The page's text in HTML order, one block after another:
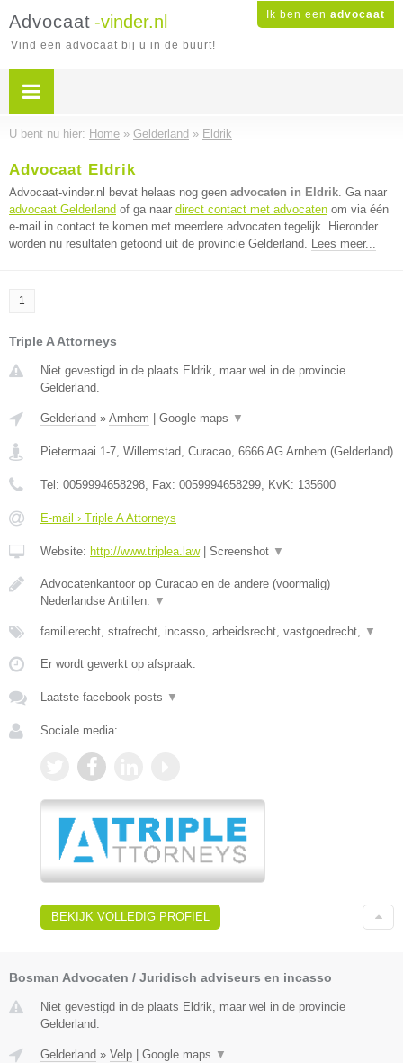
Ik ben een advocaat
Advocaat -vinder.nl
Vind een advocaat bij u in de buurt!
U bent nu hier: Home » Gelderland » Eldrik
Advocaat Eldrik
Advocaat-vinder.nl bevat helaas nog geen advocaten in Eldrik. Ga naar
advocaat Gelderland of ga naar direct contact met advocaten om via één
e-mail in contact te komen met meerdere advocaten tegelijk. Hieronder
worden nu resultaten getoond uit de provincie Gelderland. Lees meer...
1
Triple A Attorneys
Niet gevestigd in de plaats Eldrik, maar wel in de provincie
Gelderland.
Gelderland » Arnhem Google maps ▼
Pietermaai 1-7, Willemstad, Curacao, 6666 AG Arnhem (Gelderland)
Tel: 0059994658298, Fax: 0059994658299, KvK: 135600
E-mail › Triple A Attorneys
Website: http://www.triplea.law| Screenshot ▼
Advocatenkantoor op Curacao en de andere (voormalig)
Nederlandse Antillen. ▼
familierecht, strafrecht, incasso, arbeidsrecht, vastgoedrecht, ▼
Er wordt gewerkt op afspraak.
Laatste facebook posts ▼
Sociale media:
BEKIJK VOLLEDIG PROFIEL
Bosman Advocaten / Juridisch adviseurs en incasso
Niet gevestigd in de plaats Eldrik, maar wel in de provincie
Gelderland.
Gelderland » Velp Google maps ▼